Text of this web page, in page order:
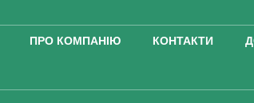
ПРО КОМПАНІЮ КОНТАКТИ